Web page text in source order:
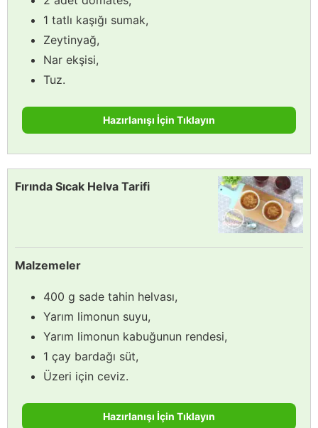
1 tatlı kaşığı sumak,
Zeytinyağ,
Nar ekşisi,
Tuz.
Hazırlanışı İçin Tıklayın
Fırında Sıcak Helva Tarifi
Malzemeler
400 g sade tahin helvası,
Yarım limonun suyu,
Yarım limonun kabuğunun rendesi,
1 çay bardağı süt,
Üzeri için ceviz.
Hazırlanışı İçin Tıklayın